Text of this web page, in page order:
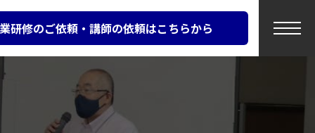
研修のご依頼・講師の依頼はこちらから